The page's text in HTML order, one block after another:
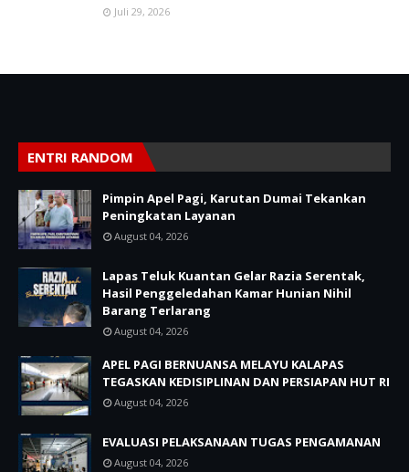
Juli 29, 2026
ENTRI RANDOM
Pimpin Apel Pagi, Karutan Dumai Tekankan
Peningkatan Layanan
August 04, 2026
Lapas Teluk Kuantan Gelar Razia Serentak,
Hasil Penggeledahan Kamar Hunian Nihil
Barang Terlarang
August 04, 2026
APEL PAGI BERNUANSA MELAYU KALAPAS
TEGASKAN KEDISIPLINAN DAN PERSIAPAN HUT RI
August 04, 2026
EVALUASI PELAKSANAAN TUGAS PENGAMANAN
August 04, 2026